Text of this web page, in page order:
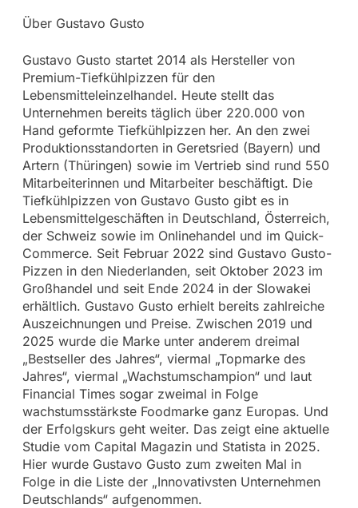
Über Gustavo Gusto
Gustavo Gusto startet 2014 als Hersteller von
Premium-Tiefkühlpizzen für den
Lebensmitteleinzelhandel. Heute stellt das
Unternehmen bereits täglich über 220.000 von
Hand geformte Tiefkühlpizzen her. An den zwei
Produktionsstandorten in Geretsried (Bayern) und
Artern (Thüringen) sowie im Vertrieb sind rund 550
Mitarbeiterinnen und Mitarbeiter beschäftigt. Die
Tiefkühlpizzen von Gustavo Gusto gibt es in
Lebensmittelgeschäften in Deutschland, Österreich,
der Schweiz sowie im Onlinehandel und im Quick-
Commerce. Seit Februar 2022 sind Gustavo Gusto-
Pizzen in den Niederlanden, seit Oktober 2023 im
Großhandel und seit Ende 2024 in der Slowakei
erhältlich. Gustavo Gusto erhielt bereits zahlreiche
Auszeichnungen und Preise. Zwischen 2019 und
2025 wurde die Marke unter anderem dreimal
„Bestseller des Jahres“, viermal „Topmarke des
Jahres“, viermal „Wachstumschampion“ und laut
Financial Times sogar zweimal in Folge
wachstumsstärkste Foodmarke ganz Europas. Und
der Erfolgskurs geht weiter. Das zeigt eine aktuelle
Studie vom Capital Magazin und Statista in 2025.
Hier wurde Gustavo Gusto zum zweiten Mal in
Folge in die Liste der „Innovativsten Unternehmen
Deutschlands“ aufgenommen.